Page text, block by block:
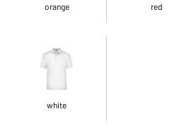
orange red
white